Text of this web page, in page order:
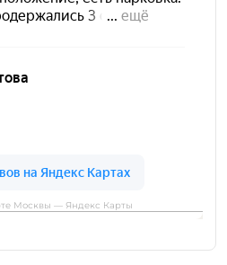
Москвы — Яндекс Карты